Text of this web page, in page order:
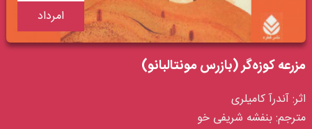
امرداد
مزرعه کوزه‌گر (بازرس مونتالبانو)
اثر:آندرآ کامیلری
مترجم:بنفشه شریفی خو